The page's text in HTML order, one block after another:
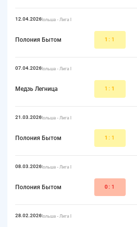
12.04.2026Польша - Лига I
Полония Бытом 1:1
07.04.2026Польша - Лига I
Медзь Легница 1: 1
21.03.2026Польша - Лига I
Полония Бытом 1:1
08.03.2026Польша - Лига I
Полония Бытом 0:1
28.02.2026Польша - Лига I